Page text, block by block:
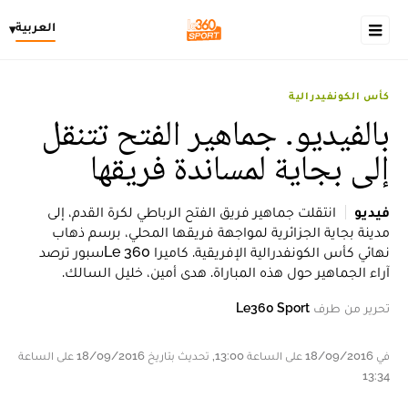
العربية▾
كأس الكونفيدرالية
بالفيديو. جماهير الفتح تتنقل
إلى بجاية لمساندة فريقها
فيديو
انتقلت جماهير فريق الفتح الرباطي لكرة القدم، إلى
مدينة بجاية الجزائرية لمواجهة فريقها المحلي، برسم ذهاب
نهائي كأس الكونفدرالية الإفريقية. كاميرا 360 Leسبور ترصد
آراء الجماهير حول هذه المباراة. هدى أمين، خليل السالك.
تحرير من طرف Le360 Sport
في 18/09/2016 على الساعة 13:00, تحديث بتاريخ 18/09/2016 على الساعة
13:34